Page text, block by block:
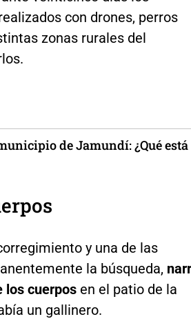
con drones, perros
zonas rurales del
de Jamundí: ¿Qué está
y una de las
la búsqueda,
los cuerposen el patio de la
un gallinero.